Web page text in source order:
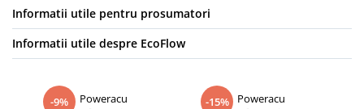
Informatii utile pentru prosumatori
Informatii utile despre EcoFlow
-9% Poweracu -15% Poweracu